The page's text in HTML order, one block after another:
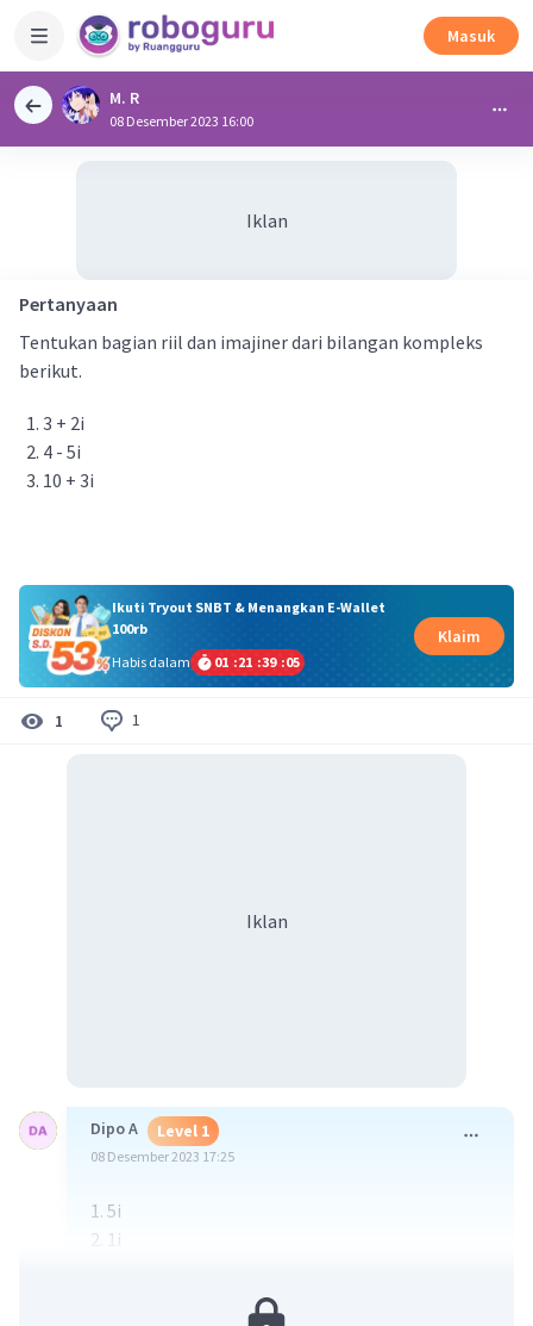
Masuk
M. R
08 Desember 2023 16:00
Iklan
Pertanyaan
Tentukan bagian riil dan imajiner dari bilangan kompleks
berikut.
3 + 2i
4 - 5i
10 + 3i
Ikuti Tryout SNBT & Menangkan E-Wallet
100rb
Habis dalam
01 :21 :39 :05
Klaim
1 1
Iklan
Dipo A Level 1
08 Desember 2023 17:25
1. 5i
2. 1i